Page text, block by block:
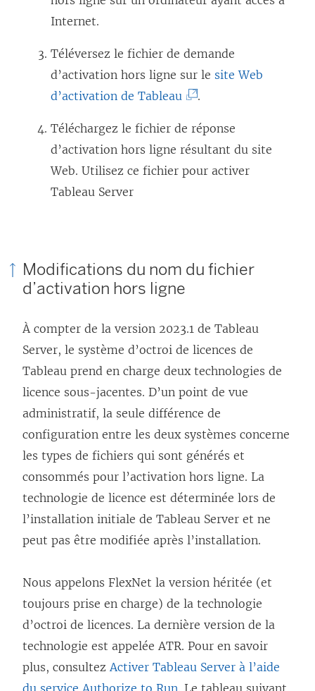
Internet.
Téléversez le fichier de demande
d’activation hors ligne sur le site Web
d’activation de Tableau
e
l
i
o
v
r
e
d
a
n
s
u
n
e
n
u
v
e
l
e
.
Téléchargez le fichier de réponse
d’activation hors ligne résultant du site
Web. Utilisez ce fichier pour activer
Tableau Server
Modifications du nom du fichier
d’activation hors ligne
À compter de la version 2023.1 de Tableau
Server, le système d’octroi de licences de
Tableau prend en charge deux technologies de
licence sous-jacentes. D’un point de vue
administratif, la seule différence de
configuration entre les deux systèmes concerne
les types de fichiers qui sont générés et
consommés pour l’activation hors ligne. La
technologie de licence est déterminée lors de
l’installation initiale de Tableau Server et ne
peut pas être modifiée après l’installation.
Nous appelons FlexNet la version héritée (et
toujours prise en charge) de la technologie
d’octroi de licences. La dernière version de la
technologie est appelée ATR. Pour en savoir
plus, consultez Activer Tableau Server à l’aide
du service Authorize to Run. Le tableau suivant